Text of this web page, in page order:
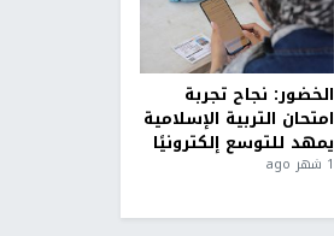
الخضور: نجاح تجربة
امتحان التربية الإسلامية
يمهد للتوسع إلكترونيًا
1 شهر ago